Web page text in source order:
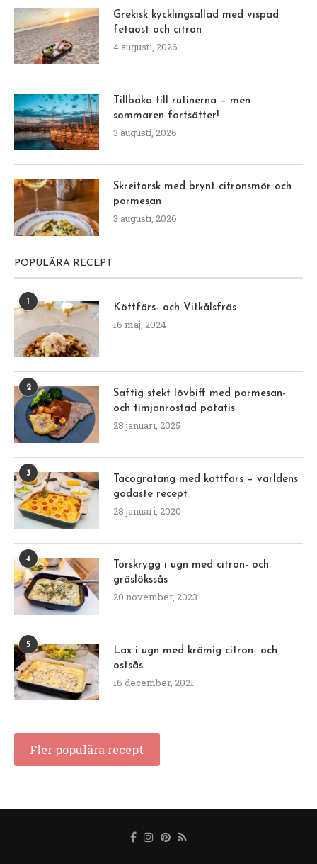
Grekisk kycklingsallad med vispad
fetaost och citron
4 augusti, 2026
Tillbaka till rutinerna – men
sommaren fortsätter!
3 augusti, 2026
Skreitorsk med brynt citronsmör och
parmesan
3 augusti, 2026
POPULÄRA RECEPT
1
Köttfärs- och Vitkålsfräs
16 maj, 2024
2
Saftig stekt lövbiff med parmesan-
och timjanrostad potatis
28 januari, 2025
3
Tacogratäng med köttfärs – världens
godaste recept
28 januari, 2020
4
Torskrygg i ugn med citron- och
gräslökssås
20 november, 2023
5
Lax i ugn med krämig citron- och
ostsås
16 december, 2021
Fler populära recept